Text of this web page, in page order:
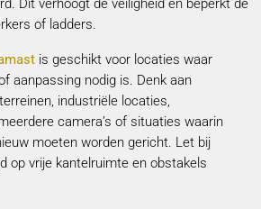
Dit verhoogt de veiligheid en beperkt de
of ladders.
is geschikt voor locaties waar
aanpassing nodig is. Denk aan
industriële locaties,
camera’s of situaties waarin
moeten worden gericht. Let bij
op vrije kantelruimte en obstakels